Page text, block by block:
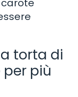
torta di
più